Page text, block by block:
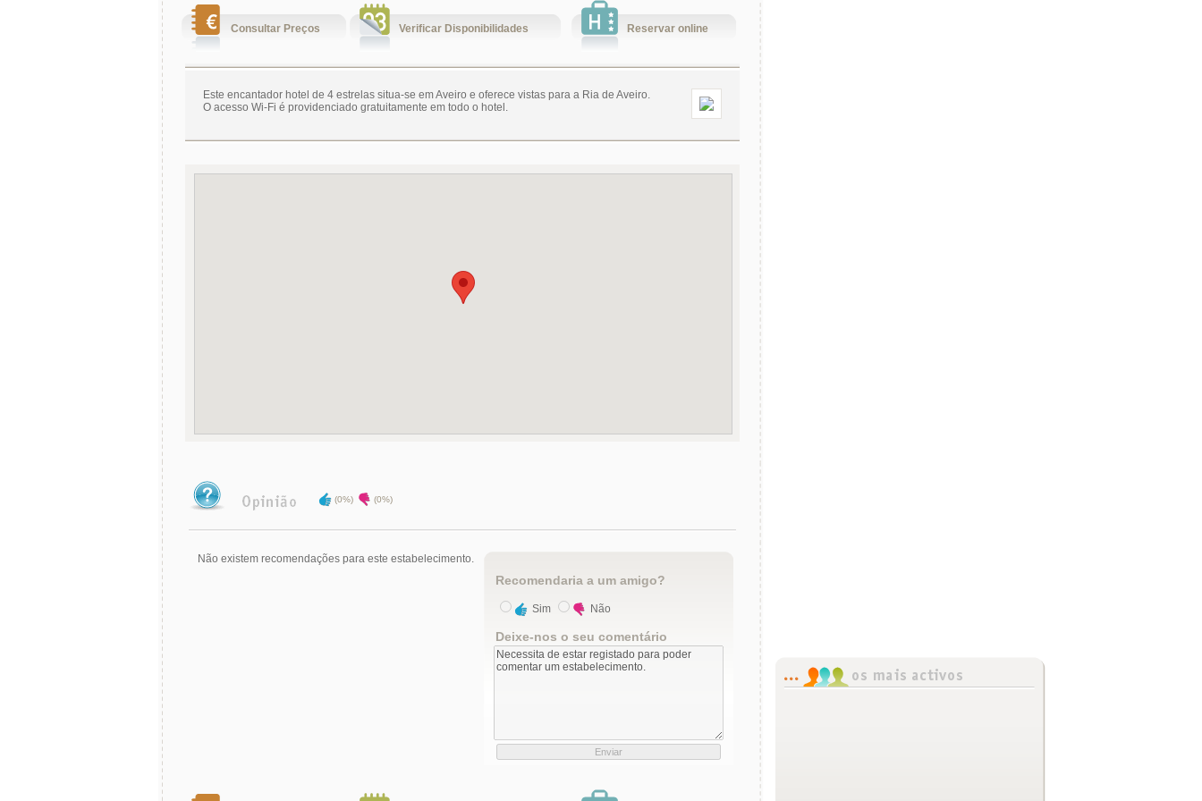
Consultar Preços Verificar Disponibilidades Reservar online
Este encantador hotel de 4 estrelas situa-se em Aveiro e oferece vistas para a Ria de Aveiro.
O acesso Wi-Fi é providenciado gratuitamente em todo o hotel.
(0%) (0%)
Não existem recomendações para este estabelecimento.
Recomendaria a um amigo?
Sim Não
Deixe-nos o seu comentário